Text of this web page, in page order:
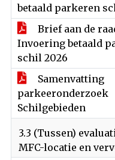
betaald parkeren
Brief aan de
Invoering betaald
schil 2026
Samenvatting
parkeeronderzoek
Schilgebieden
3.3 (Tussen)
MFC-locatie en